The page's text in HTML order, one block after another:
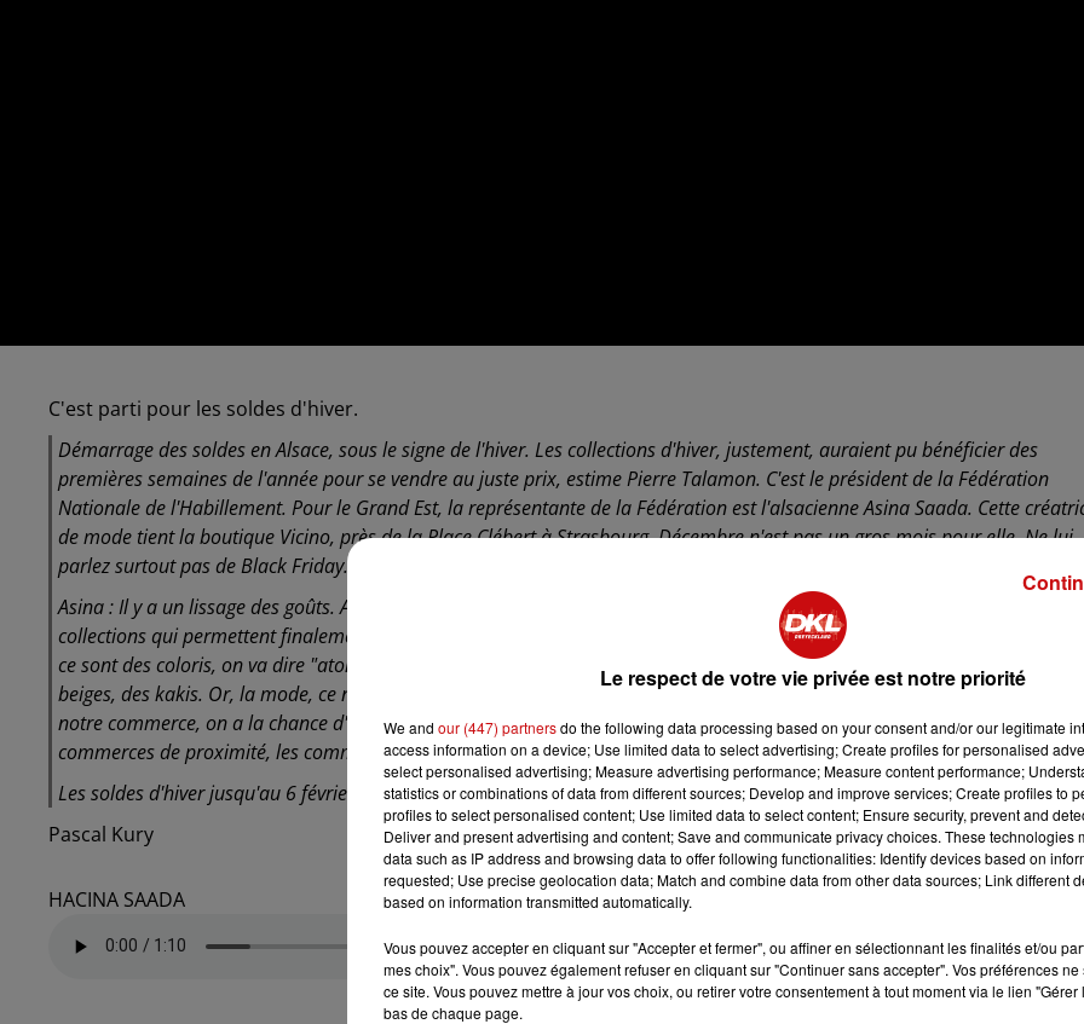
C'est parti pour les soldes d'hiver.
Démarrage des soldes en Alsace, sous le signe de l'hiver. Les collections d'hiver, justement, auraient pu bénéficier des
premières semaines de l'année pour se vendre au juste prix, estime Pierre Talamon. C'est le président de la Fédération
Nationale de l'Habillement. Pour le Grand Est, la représentante de la Fédération est l'alsacienne Asina Saada. Cette
de mode tient la boutique Vicino, près de la Place Clébert à Strasbourg. Décembre n'est pas un gros mois pour elle. Ne lui
parlez surtout pas de Black Friday. De plus, les habitudes ont changé.
Asina : Il y a un lissage des goûts. Au même titre que dans la cuisine, que dans la déco, on se rend compte qu'on va vers
collections qui permettent finalement de porter les mêmes vêtements sur plusieurs années, sur plusieurs saisons, parce
ce sont des coloris, on va dire "atone", couleurs qui vont bien traverser toutes les saisons, donc des gris, des taupés, des
beiges, des kakis. Or, la mode, ce n'est pas ça. C'est aussi un achat plaisir, c'est aussi d'autres choix. Nous, en tout cas
notre commerce, on a la chance d'avoir des clients qui vont vers d'autres choix. C'est forcément notre force dans les
commerces de proximité, les commerces indépendants.
Les soldes d'hiver jusqu'au 6 février.
Pascal Kury
HACINA SAADA
Le respect de votre vie privée est notre priorité
We and our (447) partnersdo the following data processing based on your consent and/or our legitimate
access information on a device; Use limited data to select advertising; Create profiles for personalised
select personalised advertising; Measure advertising performance; Measure content performance;
statistics or combinations of data from different sources; Develop and improve services; Create profiles to
profiles to select personalised content; Use limited data to select content; Ensure security, prevent and
Deliver and present advertising and content; Save and communicate privacy choices. These technologies
data such as IP address and browsing data to offer following functionalities: Identify devices based on
requested; Use precise geolocation data; Match and combine data from other data sources; Link different
based on information transmitted automatically.
Vous pouvez accepter en cliquant sur "Accepter et fermer", ou affiner en sélectionnant les finalités et/ou
mes choix". Vous pouvez également refuser en cliquant sur "Continuer sans accepter". Vos préférences
ce site. Vous pouvez mettre à jour vos choix, ou retirer votre consentement à tout moment via le lien
bas de chaque page.